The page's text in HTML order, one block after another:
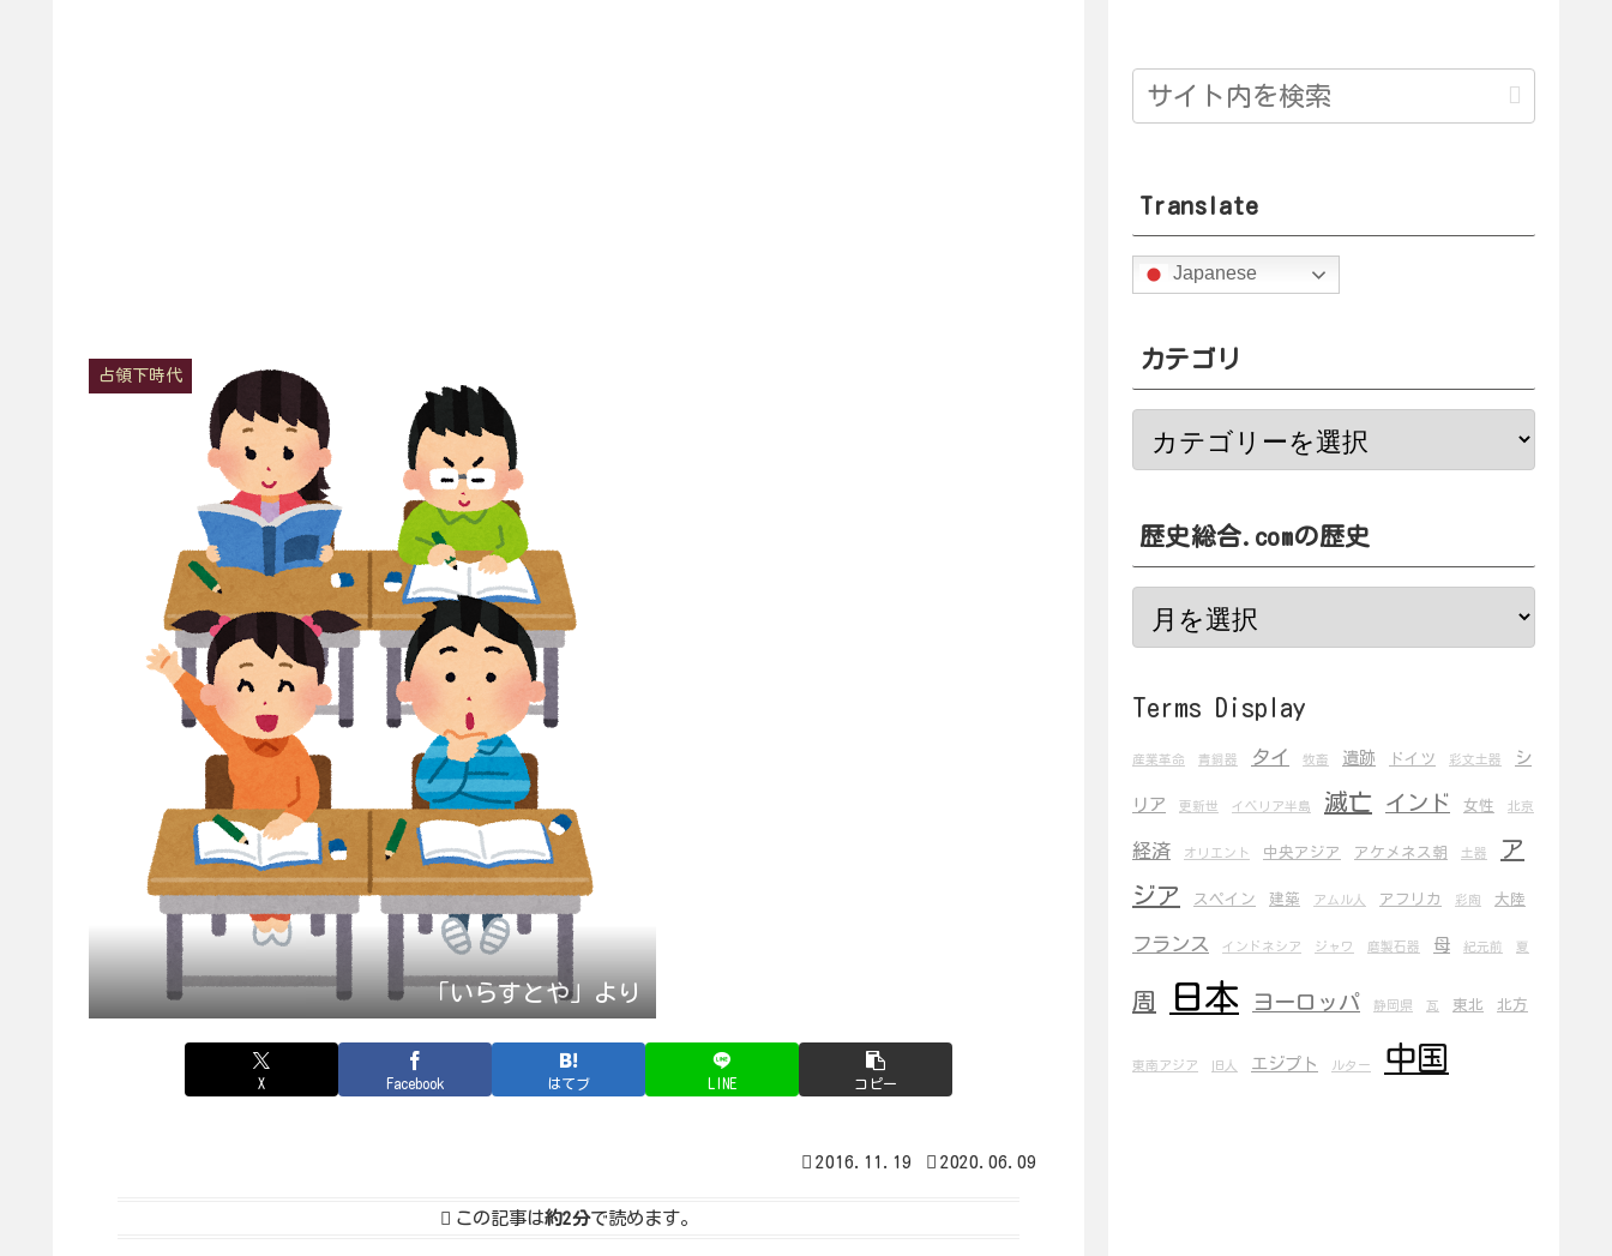
占領下時代
「いらすとや」より
X Facebook はてブ LINE コピー
2016.11.19 2020.06.09
この記事は約2分で読めます。
Translate
Japanese
カテゴリ
歴史総合.comの歴史
Terms Display
産業革命 青銅器 タイ 牧畜 遺跡 ドイツ 彩文土器 シ
リア 更新世 イベリア半島 滅亡 インド 女性 北京
経済 オリエント 中央アジア アケメネス朝 土器
ア
ジア
スペイン 建築 アムル人 アフリカ 彩陶 大陸
フランス インドネシア ジャワ 磨製石器 母 紀元前 夏
周 日本 ヨーロッパ 静岡県 瓦 東北 北方
東南アジア 旧人 エジプト ルター 中国